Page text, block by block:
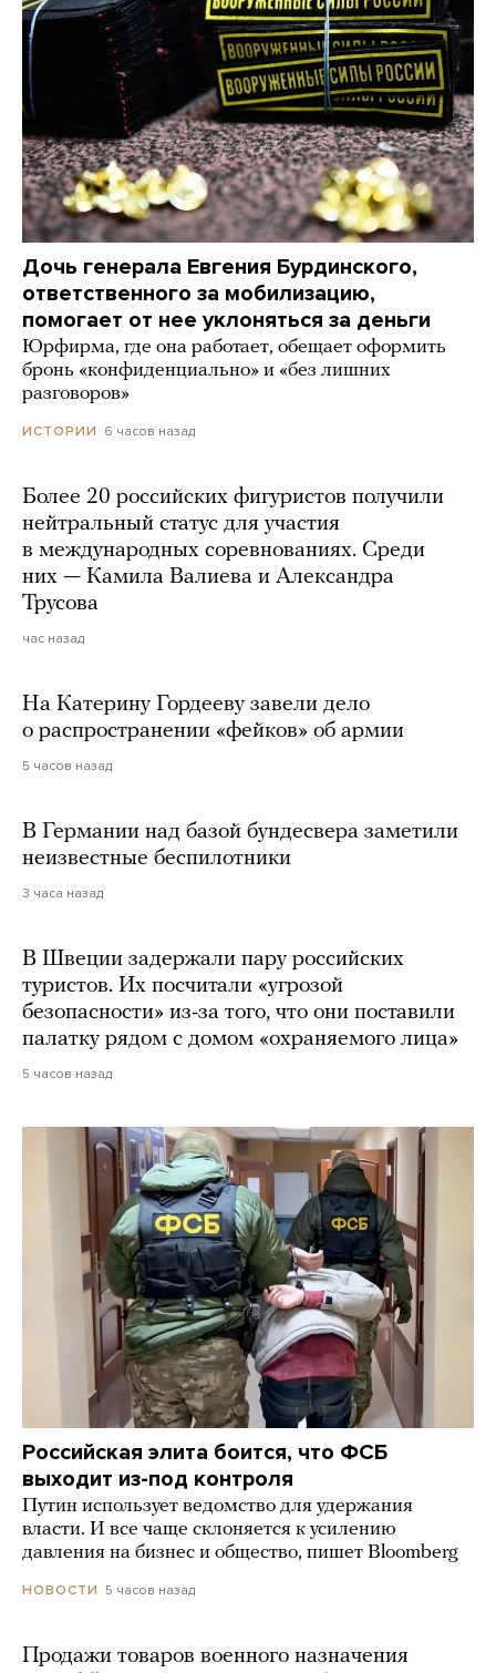
Дочь генерала Евгения Бурдинского,
ответственного за мобилизацию,
помогает от нее уклоняться за деньги
Юрфирма, где она работает, обещает оформить
бронь «конфиденциально» и «без лишних
разговоров»
ИСТОРИИ 6 часов назад
Более 20 российских фигуристов получили
нейтральный статус для участия
в международных соревнованиях. Среди
них — Камила Валиева и Александра
Трусова
час назад
На Катерину Гордееву завели дело
о распространении «фейков» об армии
5 часов назад
В Германии над базой бундесвера заметили
неизвестные беспилотники
3 часа назад
В Швеции задержали пару российских
туристов. Их посчитали «угрозой
безопасности» из-за того, что они поставили
палатку рядом с домом «охраняемого лица»
5 часов назад
Российская элита боится, что ФСБ
выходит из-под контроля
Путин использует ведомство для удержания
власти. И все чаще склоняется к усилению
давления на бизнес и общество, пишет Bloomberg
НОВОСТИ 5 часов назад
Продажи товаров военного назначения